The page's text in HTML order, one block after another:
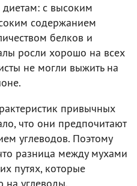
с высоким
содержанием
белков и
росли хорошо на всех
не могли выжить на
привычных
что они предпочитают
углеводов. Поэтому
разница между мухами
путях, которые